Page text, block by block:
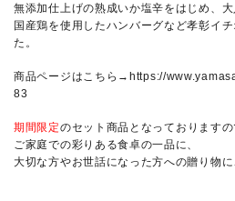
無添加仕上げの熟成いか塩辛をはじめ、
国産鶏を使用したハンバーグなど孝彰イ
た。
商品ページはこちら→ https://
83
期間限定のセット商品となっておりますの
ご家庭での彩りある食卓の一品に、
大切な方やお世話になった方への贈り物